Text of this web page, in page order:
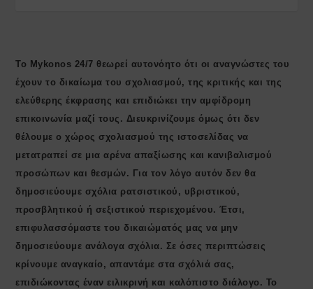
Το Mykonos 24/7 θεωρεί αυτονόητο ότι οι αναγνώστες του
έχουν το δικαίωμα του σχολιασμού, της κριτικής και της
ελεύθερης έκφρασης και επιδιώκει την αμφίδρομη
επικοινωνία μαζί τους. Διευκρινίζουμε όμως ότι δεν
θέλουμε ο χώρος σχολιασμού της ιστοσελίδας να
μετατραπεί σε μια αρένα απαξίωσης και κανιβαλισμού
προσώπων και θεσμών. Για τον λόγο αυτόν δεν θα
δημοσιεύουμε σχόλια ρατσιστικού, υβριστικού,
προσβλητικού ή σεξιστικού περιεχομένου. Έτσι,
επιφυλασσόμαστε του δικαιώματός μας να μην
δημοσιεύουμε ανάλογα σχόλια. Σε όσες περιπτώσεις
κρίνουμε αναγκαίο, απαντάμε στα σχόλιά σας,
επιδιώκοντας έναν ειλικρινή και καλόπιστο διάλογο. Το